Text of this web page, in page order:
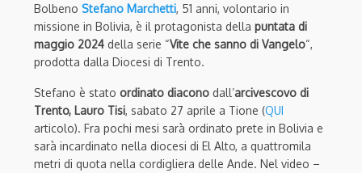
Bolbeno Stefano Marchetti, 51 anni, volontario in
missione in Bolivia, è il protagonista della puntata di
maggio 2024 della serie “Vite che sanno di Vangelo“,
prodotta dalla Diocesi di Trento.
Stefano è stato ordinato diacono dall’arcivescovo di
Trento, Lauro Tisi, sabato 27 aprile a Tione (QUI
articolo). Fra pochi mesi sarà ordinato prete in Bolivia e
sarà incardinato nella diocesi di El Alto, a quattromila
metri di quota nella cordigliera delle Ande. Nel video –